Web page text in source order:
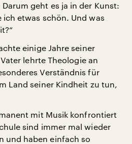
geht es ja in der Kunst:
etwas schön. Und was
einige Jahre seiner
lehrte Theologie an
Verständnis für
Land seiner Kindheit zu tun,
mit Musik konfrontiert
sind immer mal wieder
und haben einfach so